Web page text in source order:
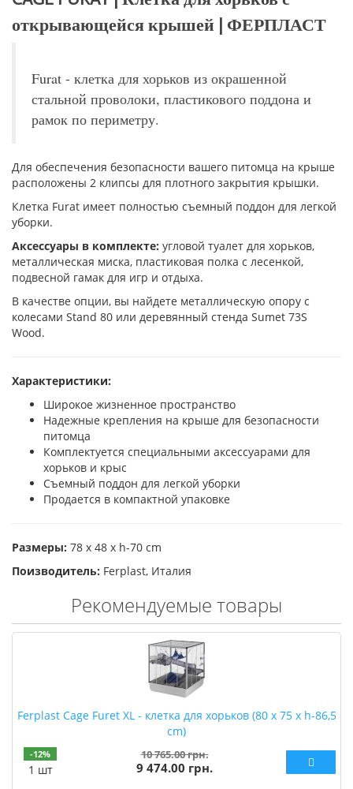
открывающейся крышей | ФЕРПЛАСТ
Furat - клетка для хорьков из окрашенной
стальной проволоки, пластикового поддона и
рамок по периметру.
Для обеспечения безопасности вашего питомца на крыше
расположены 2 клипсы для плотного закрытия крышки.
Клетка Furat имеет полностью съемный поддон для легкой
уборки.
Аксессуары в комплекте: угловой туалет для хорьков,
металлическая миска, пластиковая полка с лесенкой,
подвесной гамак для игр и отдыха.
В качестве опции, вы найдете металлическую опору с
колесами Stand 80 или деревянный стенда Sumet 73S
Wood.
Характеристики:
Широкое жизненное пространство
Надежные крепления на крыше для безопасности
питомца
Комплектуется специальными аксессуарами для
хорьков и крыс
Съемный поддон для легкой уборки
Продается в компактной упаковке
Размеры: 78 x 48 x h-70 cm
Поизводитель: Ferplast, Италия
Рекомендуемые товары
Ferplast Cage Furet XL - клетка для хорьков (80 x 75 x h-86,5
cm)
-12%
1 шт
10 765.00 грн.
9 474.00 грн.